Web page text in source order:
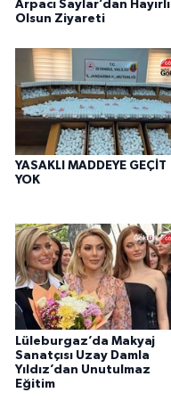
Arpacı Saylar’dan Hayırlı
Olsun Ziyareti
YASAKLI MADDEYE GEÇİT
YOK
Lüleburgaz’da Makyaj
Sanatçısı Uzay Damla
Yıldız’dan Unutulmaz
Eğitim